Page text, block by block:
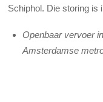
Schiphol. Die storing is
Openbaar vervoer
Amsterdamse